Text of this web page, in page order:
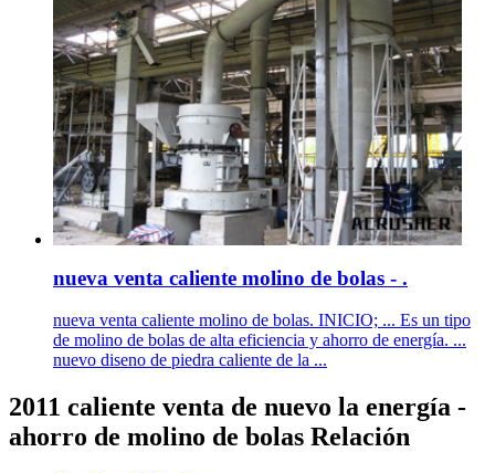
nueva venta caliente molino de bolas - .
nueva venta caliente molino de bolas. INICIO; ... Es un tipo
de molino de bolas de alta eficiencia y ahorro de energía. ...
nuevo diseno de piedra caliente de la ...
2011 caliente venta de nuevo la energía -
ahorro de molino de bolas Relación